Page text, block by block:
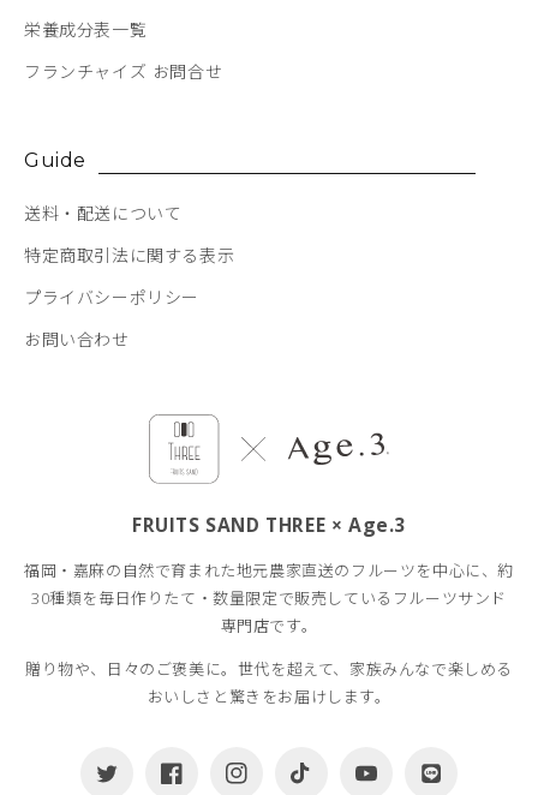
栄養成分表一覧
フランチャイズ お問合せ
Guide
送料・配送について
特定商取引法に関する表示
プライバシーポリシー
お問い合わせ
FRUITS SAND THREE × Age.3
福岡・嘉麻の自然で育まれた地元農家直送のフルーツを中心に、約
30種類を毎日作りたて・数量限定で販売しているフルーツサンド
専門店です。
贈り物や、日々のご褒美に。世代を超えて、家族みんなで楽しめる
おいしさと驚きをお届けします。
Twitter FacebookInstagramTikTok YouTubeTranslation